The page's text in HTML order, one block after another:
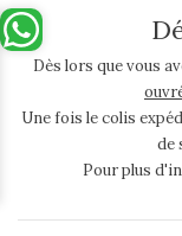
Dès lors que vous
Une fois le colis
de
Pour plus